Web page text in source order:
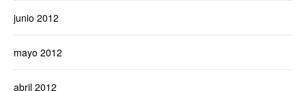
junio 2012
mayo 2012
abril 2012